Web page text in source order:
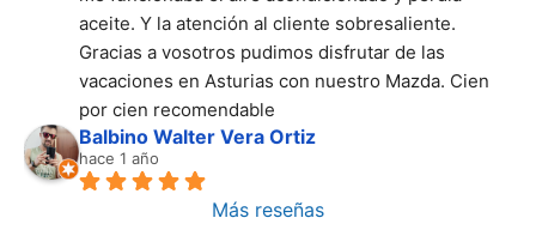
aceite. Y la atención al cliente sobresaliente.
Gracias a vosotros pudimos disfrutar de las
vacaciones en Asturias con nuestro Mazda. Cien
por cien recomendable
Balbino Walter Vera Ortiz
hace 1 año
Más reseñas